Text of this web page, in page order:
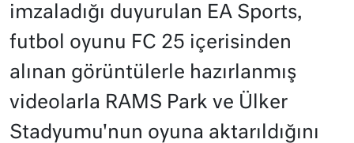
imzaladığı duyurulan EA Sports,
futbol oyunu FC 25 içerisinden
alınan görüntülerle hazırlanmış
videolarla RAMS Park ve Ülker
Stadyumu'nun oyuna aktarıldığını